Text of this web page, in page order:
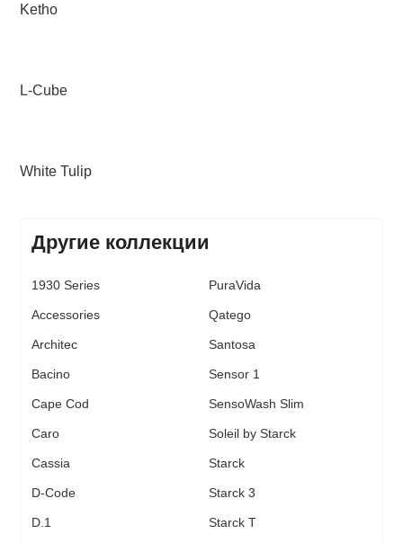
Ketho
L-Cube
White Tulip
Другие коллекции
1930 Series
Accessories
Architec
Bacino
Cape Cod
Caro
Cassia
D-Code
D.1
PuraVida
Qatego
Santosa
Sensor 1
SensoWash Slim
Soleil by Starck
Starck
Starck 3
Starck T